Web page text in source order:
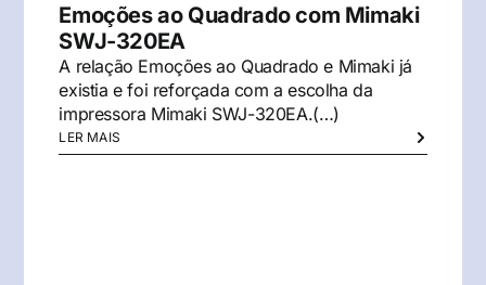
Emoções ao Quadrado com Mimaki
SWJ-320EA
A relação Emoções ao Quadrado e Mimaki já
existia e foi reforçada com a escolha da
impressora Mimaki SWJ-320EA.(…)
LER MAIS